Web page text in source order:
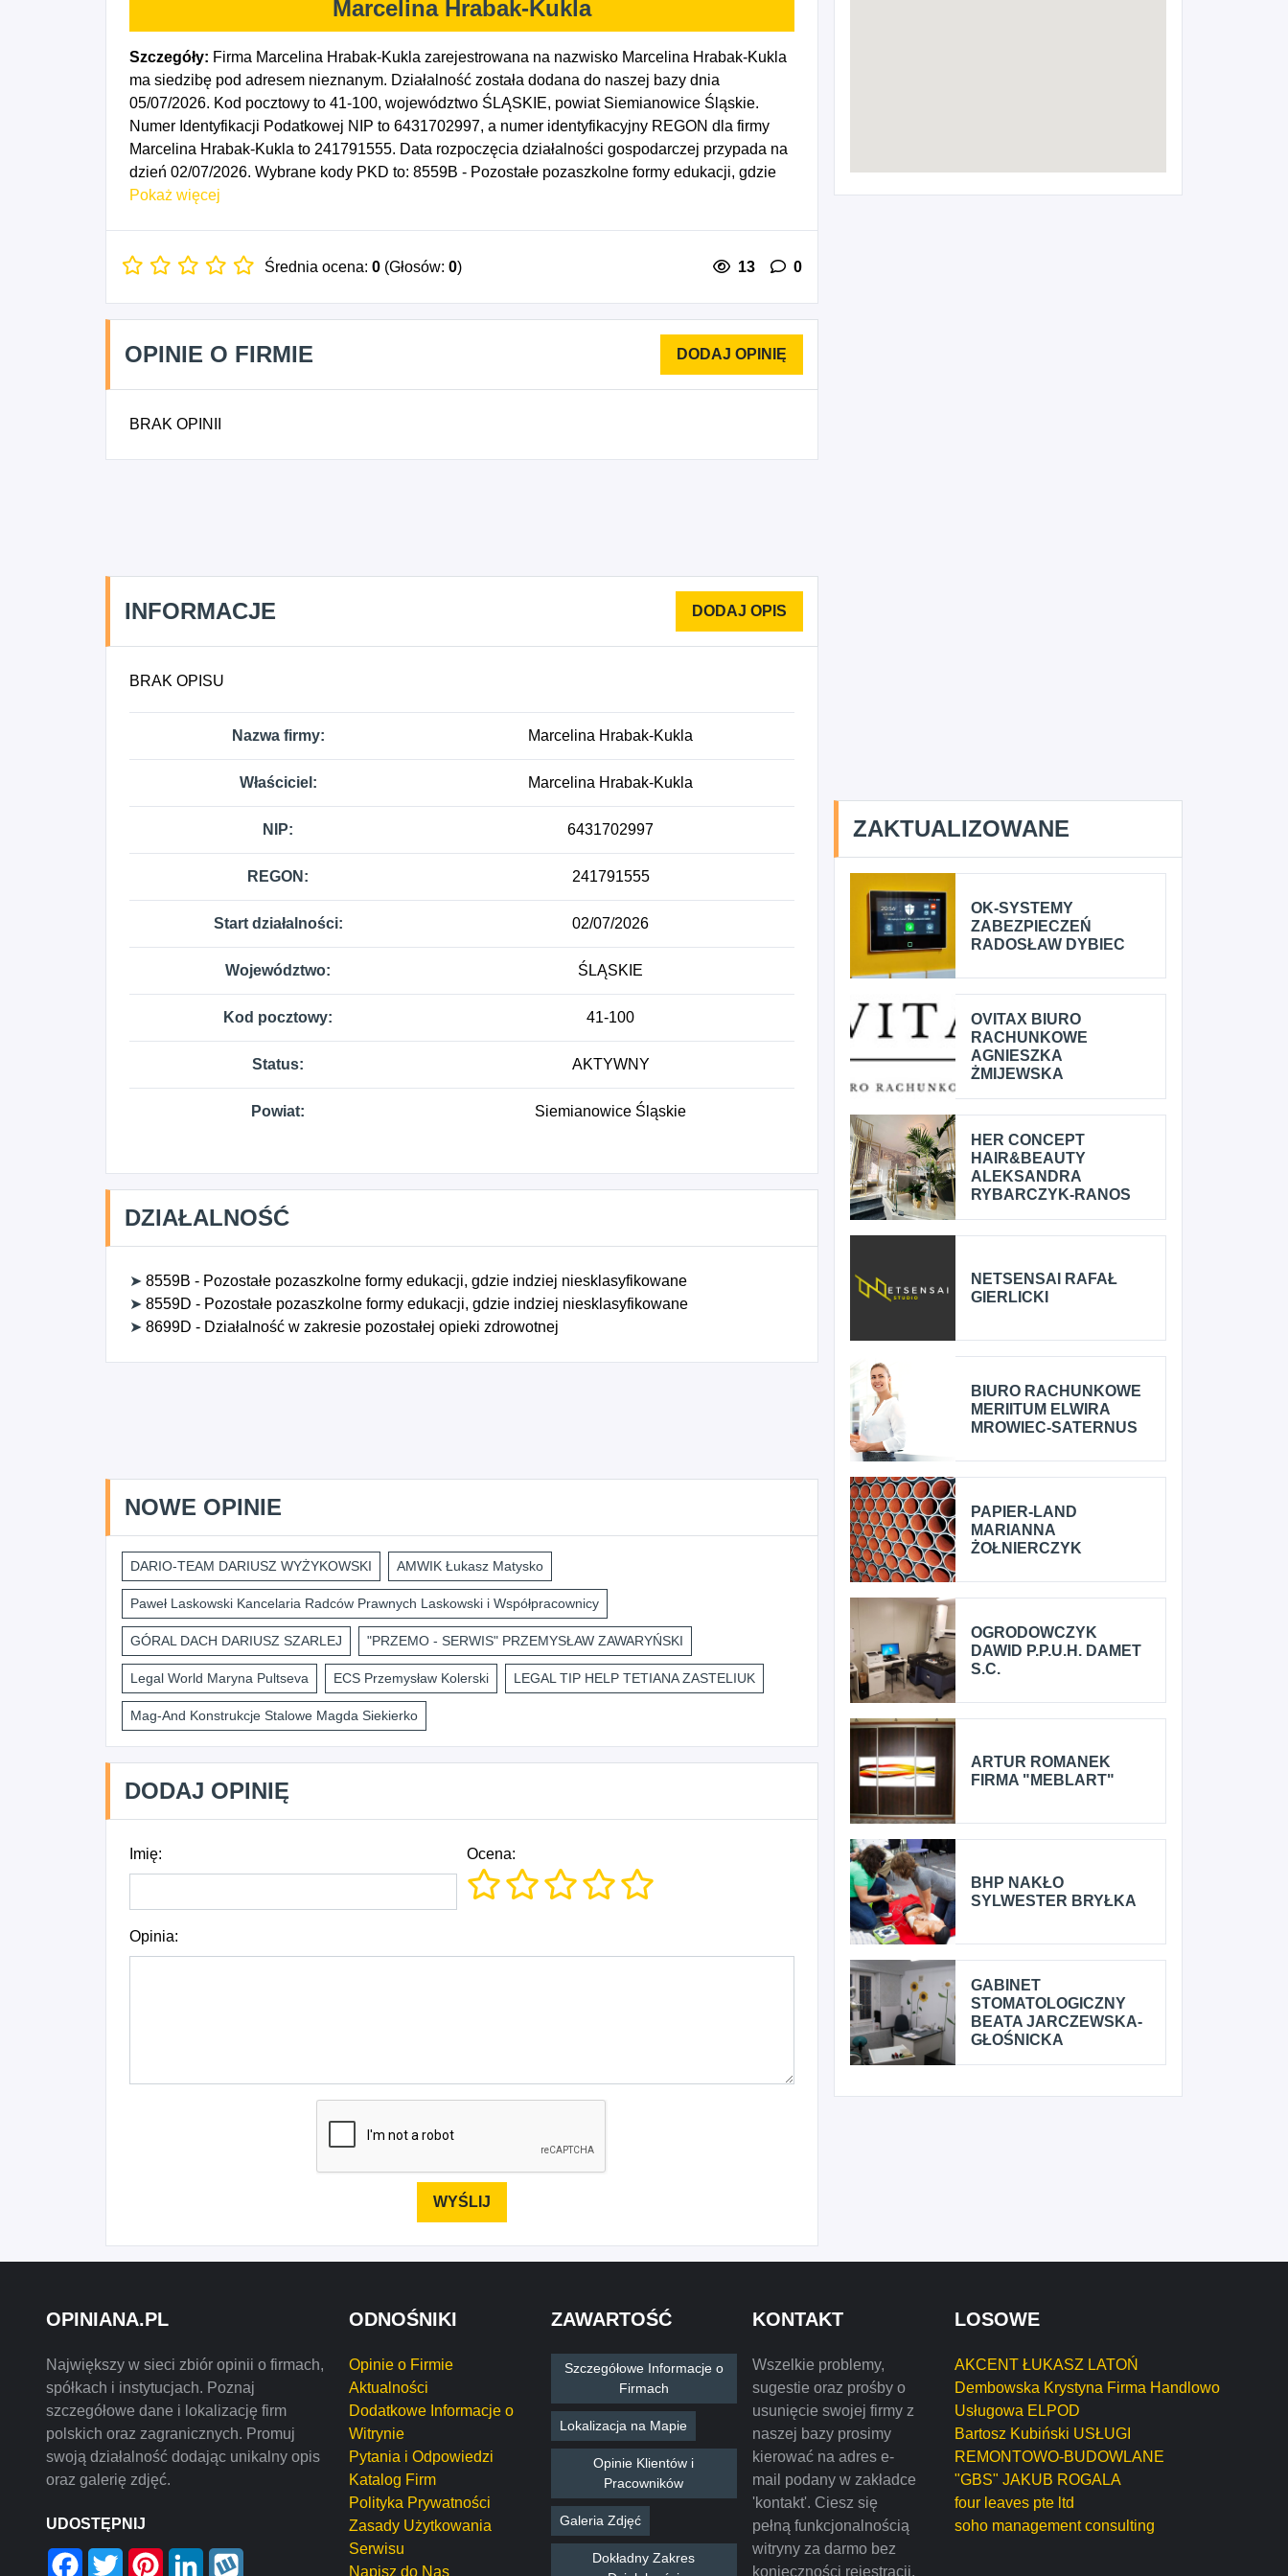
Marcelina Hrabak-Kukla
Szczegóły: Firma Marcelina Hrabak-Kukla zarejestrowana na nazwisko Marcelina Hrabak-Kukla
ma siedzibę pod adresem nieznanym. Działalność została dodana do naszej bazy dnia
05/07/2026. Kod pocztowy to 41-100, województwo ŚLĄSKIE, powiat Siemianowice Śląskie.
Numer Identyfikacji Podatkowej NIP to 6431702997, a numer identyfikacyjny REGON dla firmy
Marcelina Hrabak-Kukla to 241791555. Data rozpoczęcia działalności gospodarczej przypada na
dzień 02/07/2026. Wybrane kody PKD to: 8559B - Pozostałe pozaszkolne formy edukacji, gdzie
indziej niesklasyfikowane, 8559D - Pozostałe pozaszkolne formy edukacji, gdzie indziej
Pokaż więcej
Średnia ocena: 0 (Głosów: 0) 13 0
OPINIE O FIRMIE
BRAK OPINII
INFORMACJE
BRAK OPISU
Nazwa firmy: Marcelina Hrabak-Kukla
Właściciel: Marcelina Hrabak-Kukla
NIP: 6431702997
REGON: 241791555
Start działalności: 02/07/2026
Województwo: ŚLĄSKIE
Kod pocztowy: 41-100
Status: AKTYWNY
Powiat: Siemianowice Śląskie
DZIAŁALNOŚĆ
➤ 8559B - Pozostałe pozaszkolne formy edukacji, gdzie indziej niesklasyfikowane
➤ 8559D - Pozostałe pozaszkolne formy edukacji, gdzie indziej niesklasyfikowane
➤ 8699D - Działalność w zakresie pozostałej opieki zdrowotnej
NOWE OPINIE
DARIO-TEAM DARIUSZ WYŻYKOWSKI AMWIK Łukasz Matysko
Paweł Laskowski Kancelaria Radców Prawnych Laskowski i Współpracownicy
GÓRAL DACH DARIUSZ SZARLEJ "PRZEMO - SERWIS" PRZEMYSŁAW ZAWARYŃSKI
Legal World Maryna Pultseva ECS Przemysław Kolerski LEGAL TIP HELP TETIANA ZASTELIUK
Mag-And Konstrukcje Stalowe Magda Siekierko
DODAJ OPINIĘ
Imię: Ocena:
Opinia:
ZAKTUALIZOWANE
OK-SYSTEMY
ZABEZPIECZEŃ
RADOSŁAW DYBIEC
OVITAX BIURO
RACHUNKOWE
AGNIESZKA
ŻMIJEWSKA
HER CONCEPT
HAIR&BEAUTY
ALEKSANDRA
RYBARCZYK-RANOS
NETSENSAI RAFAŁ
GIERLICKI
BIURO RACHUNKOWE
MERIITUM ELWIRA
MROWIEC-SATERNUS
PAPIER-LAND
MARIANNA
ŻOŁNIERCZYK
OGRODOWCZYK
DAWID P.P.U.H. DAMET
S.C.
ARTUR ROMANEK
FIRMA "MEBLART"
BHP NAKŁO
SYLWESTER BRYŁKA
GABINET
STOMATOLOGICZNY
BEATA JARCZEWSKA-
GŁOŚNICKA
OPINIANA.PL
Największy w sieci zbiór opinii o firmach,
spółkach i instytucjach. Poznaj
szczegółowe dane i lokalizację firm
polskich oraz zagranicznych. Promuj
swoją działalność dodając unikalny opis
oraz galerię zdjęć.
UDOSTĘPNIJ
Facebook
Twitter PinterestLinkedIn
ODNOŚNIKI
Opinie o Firmie
Aktualności
Dodatkowe Informacje o
Witrynie
Pytania i Odpowiedzi
Katalog Firm
Polityka Prywatności
Zasady Użytkowania
Serwisu
Napisz do Nas
ZAWARTOŚĆ
Szczegółowe Informacje o
Firmach
Lokalizacja na Mapie
Opinie Klientów i
Pracowników
Galeria Zdjęć
Dokładny Zakres
KONTAKT
Wszelkie problemy,
sugestie oraz prośby o
usunięcie swojej firmy z
naszej bazy prosimy
kierować na adres e-
mail podany w zakładce
'kontakt'. Ciesz się
pełną funkcjonalnością
witryny za darmo bez
konieczności rejestracji.
LOSOWE
AKCENT ŁUKASZ LATOŃ
Dembowska Krystyna Firma Handlowo
Usługowa ELPOD
Bartosz Kubiński USŁUGI
REMONTOWO-BUDOWLANE
"GBS" JAKUB ROGALA
four leaves pte ltd
soho management consulting